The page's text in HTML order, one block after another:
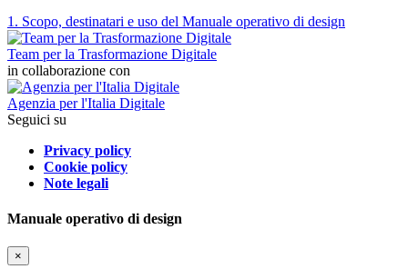
1. Scopo, destinatari e uso del Manuale operativo di design
Team per la Trasformazione Digitale
in collaborazione con
Agenzia per l'Italia Digitale
Seguici su
Privacy policy
Cookie policy
Note legali
Manuale operativo di design
×